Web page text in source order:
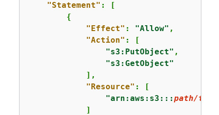
"Statement" : [
{
"Effect" : "Allow" ,
"Action" : [
"s3:PutObject" ,
"s3:GetObject"
            ],
"Resource" : [
"arn:aws:s3:::path/to/
            ]